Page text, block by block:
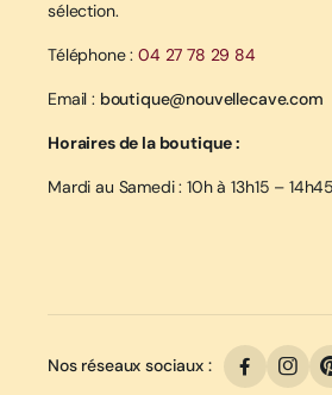
sélection.
Téléphone :04 27 78 29 84
Email : boutique@nouvellecave.com
Horaires de la boutique :
Mardi au Samedi : 10h à 13h15 –
Nos réseaux sociaux :